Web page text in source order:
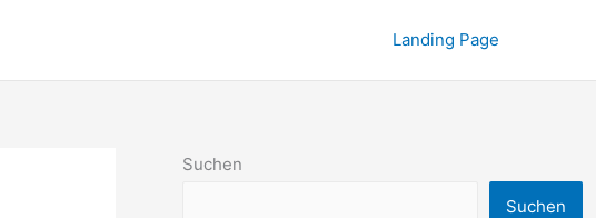
Landing Page
Suchen
Suchen